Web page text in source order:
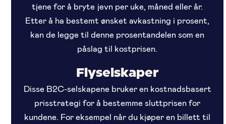
tjene for å bryte jevn per uke, måned eller år.
Etter å ha bestemt ønsket avkastning i prosent,
kan de legge til denne prosentandelen som en
påslag til kostprisen.
Flyselskaper
Disse B2C-selskapene bruker en kostnadsbasert
prisstrategi for å bestemme sluttprisen for
kundene. For eksempel når du kjøper en billett til